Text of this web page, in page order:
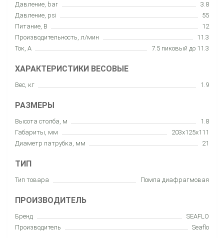
Давление, bar
3.8
Давление, psi
55
Питание, В
12
Производительность, л/мин
11.3
Ток, А
7.5 пиковый до 11.3
ХАРАКТЕРИСТИКИ ВЕСОВЫЕ
Вес, кг 1.9
РАЗМЕРЫ
Высота столба, м
1.8
Габариты, мм
203x125x111
Диаметр патрубка, мм
21
ТИП
Тип товара Помпа диафрагмовая
ПРОИЗВОДИТЕЛЬ
Бренд
SEAFLO
Производитель
Seaflo